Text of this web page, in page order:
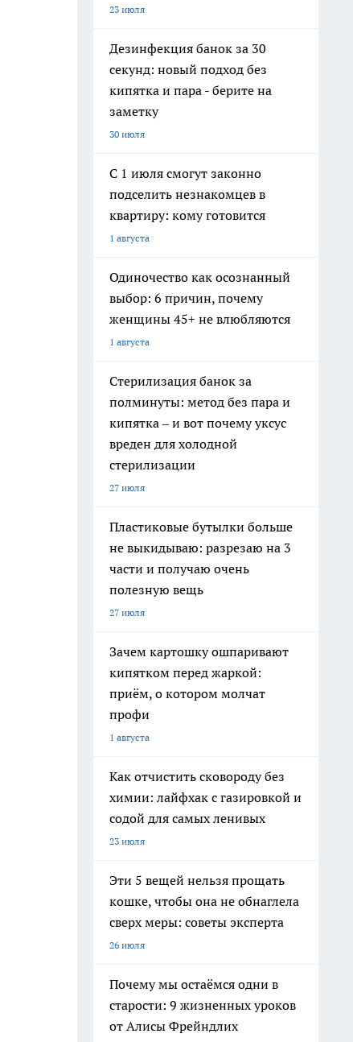
23 июля
Дезинфекция банок за 30
секунд: новый подход без
кипятка и пара - берите на
заметку
30 июля
С 1 июля смогут законно
подселить незнакомцев в
квартиру: кому готовится
1 августа
Одиночество как осознанный
выбор: 6 причин, почему
женщины 45+ не влюбляются
1 августа
Стерилизация банок за
полминуты: метод без пара и
кипятка – и вот почему уксус
вреден для холодной
стерилизации
27 июля
Пластиковые бутылки больше
не выкидываю: разрезаю на 3
части и получаю очень
полезную вещь
27 июля
Зачем картошку ошпаривают
кипятком перед жаркой:
приём, о котором молчат
профи
1 августа
Как отчистить сковороду без
химии: лайфхак с газировкой и
содой для самых ленивых
23 июля
Эти 5 вещей нельзя прощать
кошке, чтобы она не обнаглела
сверх меры: советы эксперта
26 июля
Почему мы остаёмся одни в
старости: 9 жизненных уроков
от Алисы Фрейндлих